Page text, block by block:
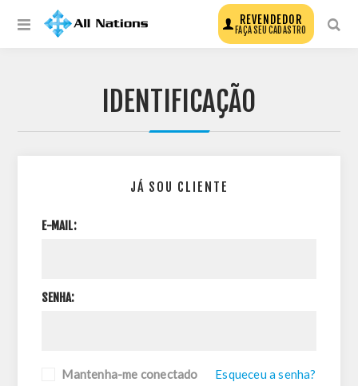
REVENDEDOR
FAÇA SEU CADASTRO
IDENTIFICAÇÃO
JÁ SOU CLIENTE
E-MAIL:
SENHA:
Mantenha-me conectado Esqueceu a senha?